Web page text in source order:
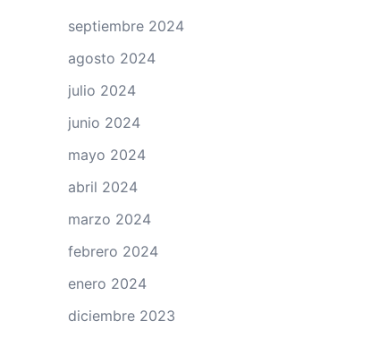
septiembre 2024
agosto 2024
julio 2024
junio 2024
mayo 2024
abril 2024
marzo 2024
febrero 2024
enero 2024
diciembre 2023